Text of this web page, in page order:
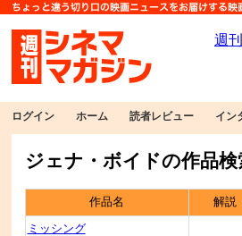
ログイン ホーム 読者レビュー イン
ジェナ・ボイドの作品検
作品名 解説
ミッシング